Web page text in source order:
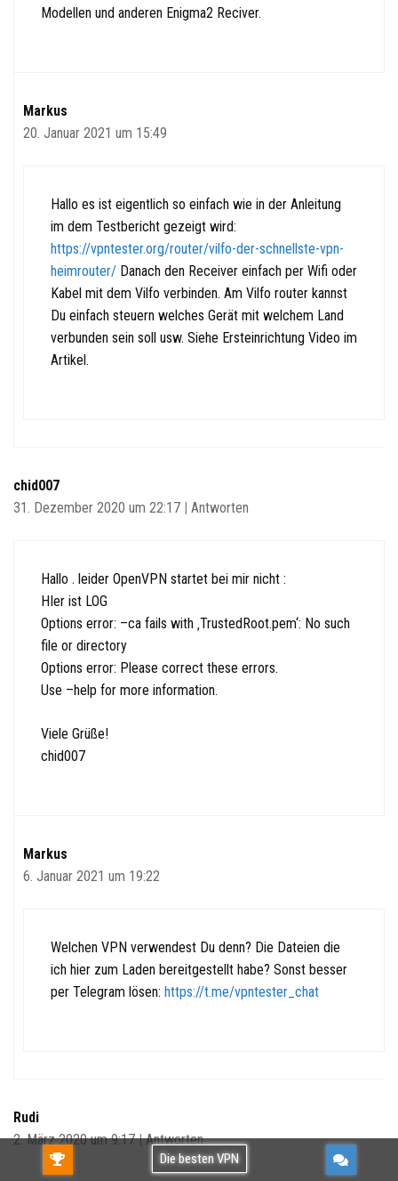
Modellen und anderen Enigma2 Reciver.
Markus
20. Januar 2021 um 15:49
Hallo es ist eigentlich so einfach wie in der Anleitung
im dem Testbericht gezeigt wird:
https://vpntester.org/router/vilfo-der-schnellste-vpn-
heimrouter/ Danach den Receiver einfach per Wifi oder
Kabel mit dem Vilfo verbinden. Am Vilfo router kannst
Du einfach steuern welches Gerät mit welchem Land
verbunden sein soll usw. Siehe Ersteinrichtung Video im
Artikel.
chid007
31. Dezember 2020 um 22:17 | Antworten
Hallo . leider OpenVPN startet bei mir nicht :
HIer ist LOG
Options error: –ca fails with ‚TrustedRoot.pem‘: No such
file or directory
Options error: Please correct these errors.
Use –help for more information.
Viele Grüße!
chid007
Markus
6. Januar 2021 um 19:22
Welchen VPN verwendest Du denn? Die Dateien die
ich hier zum Laden bereitgestellt habe? Sonst besser
per Telegram lösen: https://t.me/vpntester_chat
Rudi
2. März 2020 um 9:17|Antworten
Die besten VPN
Gratis TESTEN!Kostenlos verwenden oder